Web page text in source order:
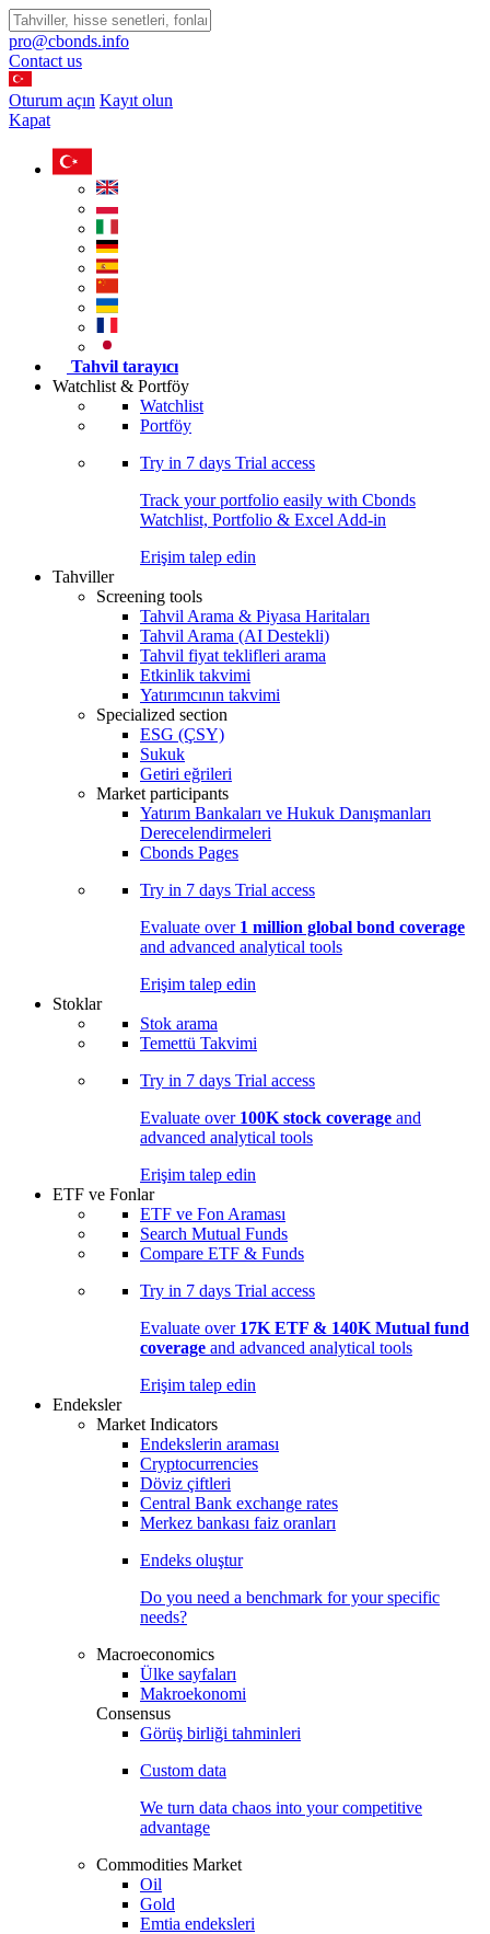
pro@cbonds.info
Contact us
Oturum açın Kayıt olun
Kapat
Tahvil tarayıcı
Watchlist & Portföy
Watchlist
Portföy
Try in 7 days Trial access
Track your portfolio easily with Cbonds
Watchlist, Portfolio & Excel Add-in
Erişim talep edin
Tahviller
Screening tools
Tahvil Arama & Piyasa Haritaları
Tahvil Arama (AI Destekli)
Tahvil fiyat teklifleri arama
Etkinlik takvimi
Yatırımcının takvimi
Specialized section
ESG (ÇSY)
Sukuk
Getiri eğrileri
Market participants
Yatırım Bankaları ve Hukuk Danışmanları
Derecelendirmeleri
Cbonds Pages
Try in 7 days Trial access
Evaluate over 1 million global bond coverage
and advanced analytical tools
Erişim talep edin
Stoklar
Stok arama
Temettü Takvimi
Try in 7 days Trial access
Evaluate over 100K stock coverage and
advanced analytical tools
Erişim talep edin
ETF ve Fonlar
ETF ve Fon Araması
Search Mutual Funds
Compare ETF & Funds
Try in 7 days Trial access
Evaluate over 17K ETF & 140K Mutual fund
coverage and advanced analytical tools
Erişim talep edin
Endeksler
Market Indicators
Endekslerin araması
Cryptocurrencies
Döviz çiftleri
Central Bank exchange rates
Merkez bankası faiz oranları
Endeks oluştur
Do you need a benchmark for your specific
needs?
Macroeconomics
Ülke sayfaları
Makroekonomi
Consensus
Görüş birliği tahminleri
Custom data
We turn data chaos into your competitive
advantage
Commodities Market
Oil
Gold
Emtia endeksleri